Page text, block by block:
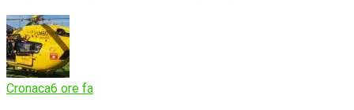
Cronaca6 ore fa